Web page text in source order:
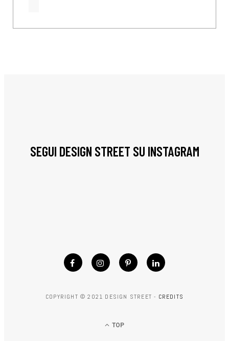
SEGUI DESIGN STREET SU INSTAGRAM
COPYRIGHT © 2021 DESIGN STREET - CREDITS
TOP